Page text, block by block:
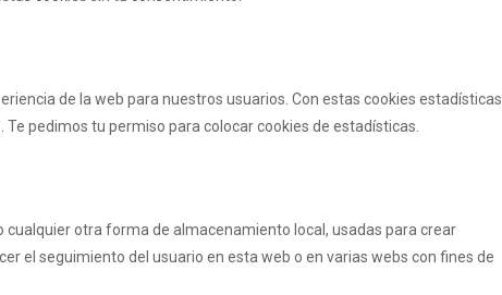
de la web para nuestros usuarios. Con estas cookies estadísticas
pedimos tu permiso para colocar cookies de estadísticas.
cualquier otra forma de almacenamiento local, usadas para crear
el seguimiento del usuario en esta web o en varias webs con fines de